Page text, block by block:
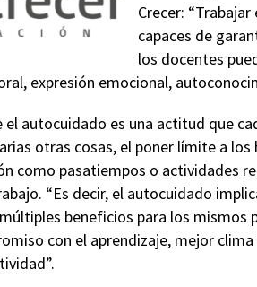
Crecer:
capaces de
los docentes
expresión emocional,
el autocuidado es una actitud que
otras cosas, el poner límite a
como pasatiempos o actividades
“Es decir, el autocuidado
beneficios para los
con el aprendizaje, mejor